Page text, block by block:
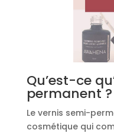
Qu’est-ce
permanent ?
Le vernis semi-
cosmétique qui